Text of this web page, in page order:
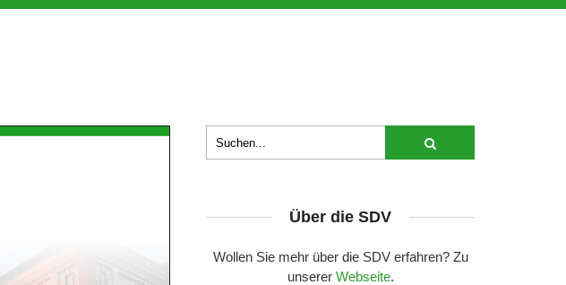
Über die SDV
Wollen Sie mehr über die SDV erfahren? Zu
unserer Webseite.